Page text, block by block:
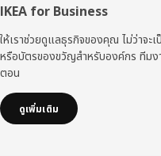
IKEA for Business
ให้เราช่วยดูแลธุรกิจของคุณ ไม่ว่าจะ
หรือบัตรของขวัญสำหรับองค์กร ทีม
ตอน
ดูเพิ่มเติม